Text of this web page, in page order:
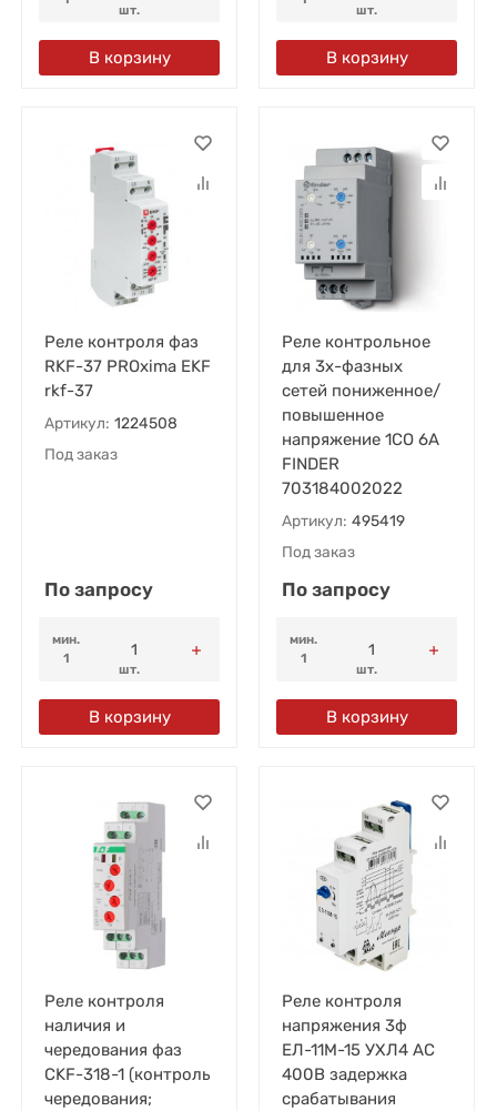
шт.
В корзину
шт.
В корзину
Реле контроля фаз
RKF-37 PROxima EKF
rkf-37
Артикул: 1224508
Под заказ
По запросу
мин.
1
шт.
В корзину
Реле контрольное
для 3х-фазных
сетей пониженное/
повышенное
напряжение 1CO 6А
FINDER
703184002022
Артикул: 495419
Под заказ
По запросу
мин.
1
шт.
В корзину
Реле контроля
наличия и
чередования фаз
CKF-318-1 (контроль
чередования;
Реле контроля
напряжения 3ф
ЕЛ-11М-15 УХЛ4 AC
400В задержка
срабатывания